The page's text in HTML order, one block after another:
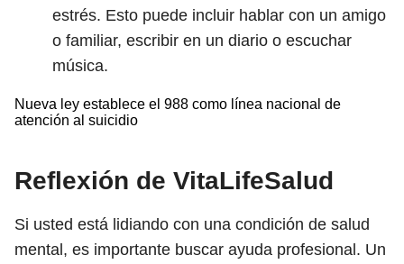
estrés. Esto puede incluir hablar con un amigo
o familiar, escribir en un diario o escuchar
música.
Nueva ley establece el 988 como línea nacional de
atención al suicidio
Reflexión de VitaLifeSalud
Si usted está lidiando con una condición de salud
mental, es importante buscar ayuda profesional. Un